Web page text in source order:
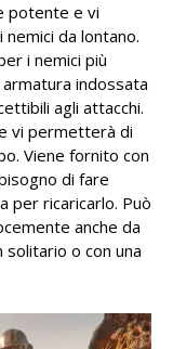
potente e vi
da lontano.
i nemici più
indossata
agli attacchi.
vi permetterà di
Viene fornito con
di fare
per ricaricarlo. Può
anche da
o con una